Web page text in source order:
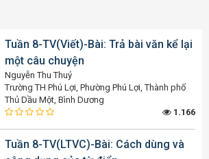
Tuần 8-TV(Viết)-Bài: Trả bài văn kể lại
một câu chuyện
Nguyễn Thu Thuỷ
Trường TH Phú Lợi, Phường Phú Lợi, Thành phố
Thủ Dầu Một, Bình Dương
1.166
Tuần 8-TV(LTVC)-Bài: Cách dùng và